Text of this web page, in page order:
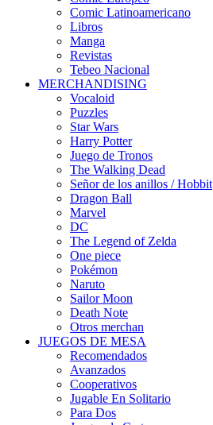
Comic Latinoamericano
Libros
Manga
Revistas
Tebeo Nacional
MERCHANDISING
Vocaloid
Puzzles
Star Wars
Harry Potter
Juego de Tronos
The Walking Dead
Señor de los anillos / Hobbit
Dragon Ball
Marvel
DC
The Legend of Zelda
One piece
Pokémon
Naruto
Sailor Moon
Death Note
Otros merchan
JUEGOS DE MESA
Recomendados
Avanzados
Cooperativos
Jugable En Solitario
Para Dos